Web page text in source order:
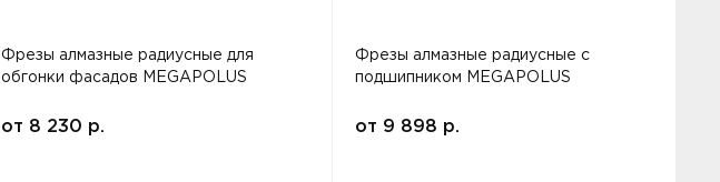
Фрезы алмазные радиусные для
обгонки фасадов MEGAPOLUS
от 8 230 р.
Фрезы алмазные радиусные с
подшипником MEGAPOLUS
от 9 898 р.